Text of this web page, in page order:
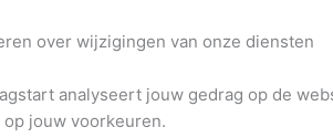
over wijzigingen van onze diensten
analyseert jouw gedrag op de
op jouw voorkeuren.